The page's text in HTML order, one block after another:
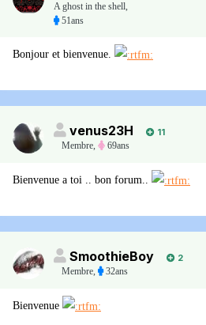
A ghost in the shell,
51ans
Bonjour et bienvenue.
venus23H
11
Membre, 69ans
Bienvenue a toi .. bon forum..
SmoothieBoy
2
Membre, 32ans
Bienvenue